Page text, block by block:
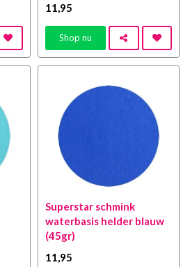
11 ,95
Shop nu
Superstar schmink
waterbasis helder blauw
(45gr)
11 ,95